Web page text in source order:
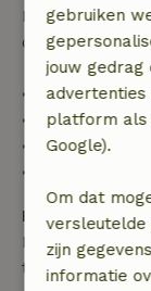
Daarna krijg je
de borg
• tot 42 dagen
• 42–28 dagen
• 28 dagen tot
• op de
Borg
Een borg van
terugbetaald
gebruiken
jouw gedrag
advertenties
platform als
Google).
Om dat
versleutelde
zijn
informatie